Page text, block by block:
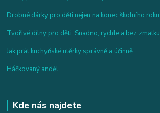
Drobné dárky pro děti nejen na konec školního roku
Tvořivé dílny pro děti: Snadno, rychle a bez zmatku
Jak prát kuchyňské utěrky správně a účinně
Háčkovaný anděl
Kde nás najdete